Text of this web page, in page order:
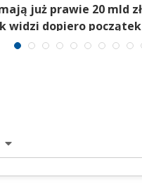
już prawie 20 mld
widzi dopiero